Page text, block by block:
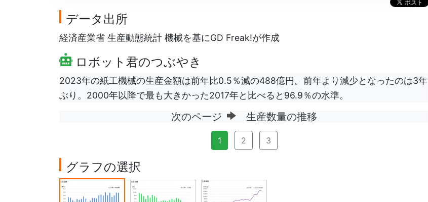
データ出所
経済産業省 生産動態統計 機械を基にGD Freak!が作成
ロボット君のつぶやき
2023年の紙工機械の生産金額は前年比0.5％減の488億円。前年より減少となったのは3年
ぶり。2000年以降で最も大きかった2017年と比べると96.9％の水準。
次のページ 生産数量の推移
1 2 3
グラフの選択